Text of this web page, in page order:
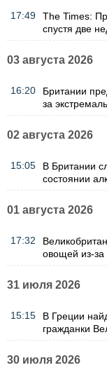
17:49
The Times:
спустя две
03 августа 2026
16:20
Британии
за
02 августа 2026
15:05
В Британии
состоянии
01 августа 2026
17:32
овощей из-
31 июля 2026
15:15
В Греции
гражданки
30 июля 2026